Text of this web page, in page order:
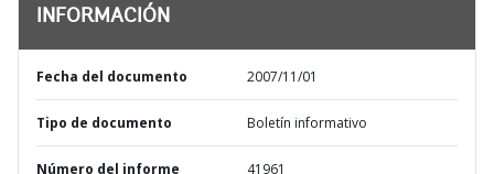
INFORMACIÓN
Fecha del documento 2007/11/01
Tipo de documento Boletín informativo
Número del informe 41961